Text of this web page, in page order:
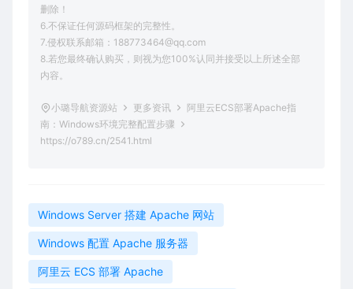
删除！
6.不保证任何源码框架的完整性。
7.侵权联系邮箱：188773464@qq.com
8.若您最终确认购买，则视为您100%认同并接受以上所述全部
内容。
小璐导航资源站 更多资讯
阿里云ECS部署Apache指
南：Windows环境完整配置步骤
https://o789.cn/2541.html
Windows Server 搭建 Apache 网站
Windows 配置 Apache 服务器
阿里云 ECS 部署 Apache